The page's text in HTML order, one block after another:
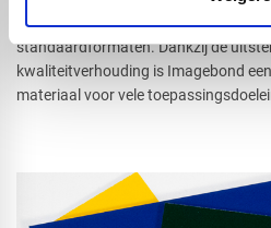
Onze Imagebond platen zijn
standaardformaten. Dankzij de
kwaliteitverhouding is Imagebond
materiaal voor vele